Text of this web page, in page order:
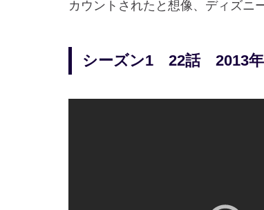
カウントされたと想像、ディズニ
シーズン1 22話 2013年